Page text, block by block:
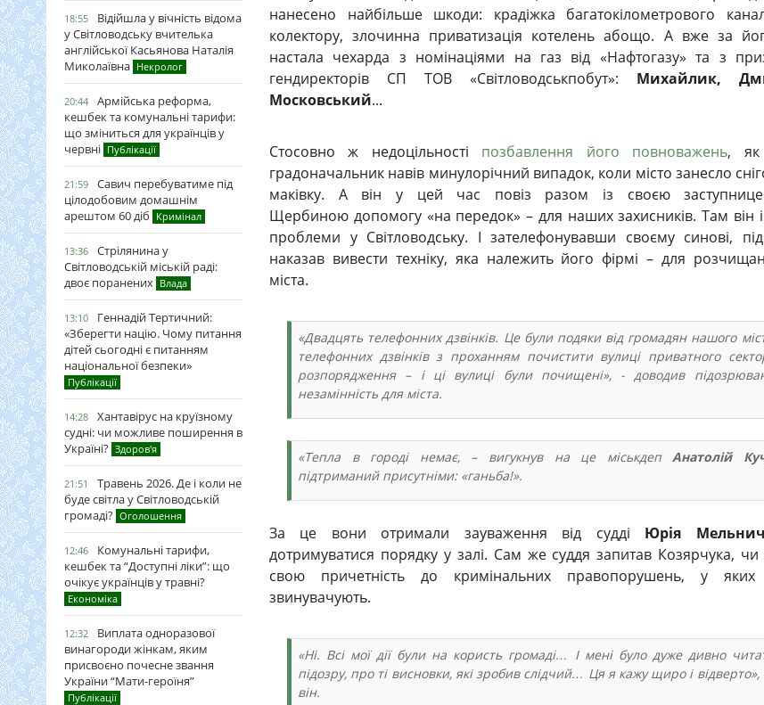
18:55
Відійшла у вічність відома
у Світловодську вчителька
англійської Касьянова Наталія
Миколаївна Некролог
20:44
Армійська реформа,
кешбек та комунальні тарифи:
що зміниться для українців у
червні Публікації
21:59
Савич перебуватиме під
цілодобовим домашнім
арештом 60 діб Кримінал
13:36
Стрілянина у
Світловодській міській раді:
двоє поранених Влада
13:10
Геннадій Тертичний:
«Зберегти націю. Чому питання
дітей сьогодні є питанням
національної безпеки»
Публікації
14:28
Хантавірус на круїзному
судні: чи можливе поширення в
Україні? Здоров'я
21:51
Травень 2026. Де і коли не
буде світла у Світловодській
громаді? Оголошення
12:46
Комунальні тарифи,
кешбек та “Доступні ліки”: що
очікує українців у травні?
Економіка
12:32
Виплата одноразової
винагороди жінкам, яким
присвоєно почесне звання
України “Мати-героїня”
Публікації
нанесено найбільше шкоди: крадіжка багатокілометрового
колектору, злочинна приватизація котелень абощо. А вже за
настала чехарда з номінаціями на газ від «Нафтогазу» та з
гендиректорів СП ТОВ «Світловодськпобут»: Михайлик,
Московський...
Стосовно ж недоцільності позбавлення його повноважень, як
градоначальник навів минулорічний випадок, коли місто занесло
маківку. А він у цей час повіз разом із своєю
Щербиною допомогу «на передок» – для наших захисників. Там він
проблеми у Світловодську. І зателефонувавши своєму синові,
наказав вивести техніку, яка належить його фірмі – для
міста.
«Двадцять телефонних дзвінків. Це були подяки від громадян нашого
телефонних дзвінків з проханням почистити вулиці приватного
розпорядження – і ці вулиці були почищені», - доводив
незамінність для міста.
«Тепла в городі немає, – вигукнув на це міськдепАнатолій
підтриманий присутніми: «ганьба!».
За це вони отримали зауваження від судді Юрія
дотримуватися порядку у залі. Сам же суддя запитав Козярчука, чи
свою причетність до кримінальних правопорушень, у
звинувачують.
«Ні. Всі мої дії були на користь громаді… І мені було дуже дивно
підозру, про ті висновки, які зробив слідчий… Ця я кажу щиро і відверто»,
він.